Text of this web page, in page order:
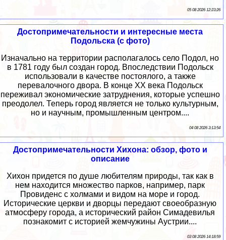
05 08 2026 12:23:26
Достопримечательности и интересные места
Подольска (с фото)
Изначально на территории располагалось село Подол, но
в 1781 году был создан город. Впоследствии Подольск
использовали в качестве постоялого, а также
перевалочного двора. В конце XX века Подольск
переживал экономические затруднения, которые успешно
преодолел. Теперь город является не только культурным,
но и научным, промышленным центром....
04 08 2026 3:13:54
Достопримечательности Хихона: обзор, фото и
описание
Хихон придется по душе любителям природы, так как в
нем находится множество парков, например, парк
Провиденс с холмами и видом на море и город.
Исторические церкви и дворцы передают своеобразную
атмосферу города, а исторический район Симадевилья
познакомит с историей жемчужины Аустрии....
03 08 2026 14:18:59